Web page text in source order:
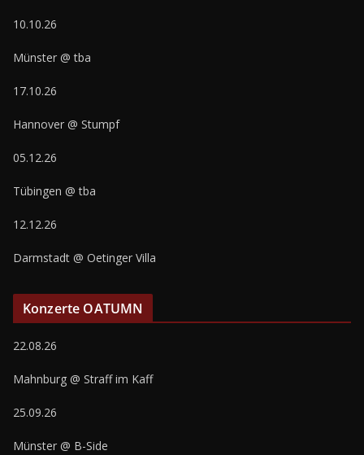
10.10.26
Münster @ tba
17.10.26
Hannover @ Stumpf
05.12.26
Tübingen @ tba
12.12.26
Darmstadt @ Oetinger Villa
Konzerte OATUMN
22.08.26
Mahnburg @ Straff im Kaff
25.09.26
Münster @ B-Side